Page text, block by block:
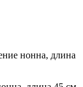
нонна, длина